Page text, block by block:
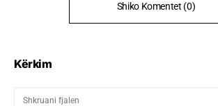
Shiko Komentet (0)
Kërkim